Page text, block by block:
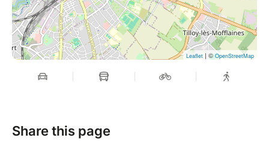
Leaflet | ©OpenStreetMap
Share this page